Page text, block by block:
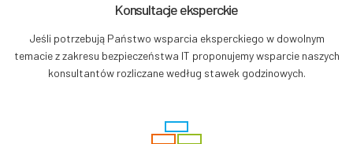
Konsultacje eksperckie
Jeśli potrzebują Państwo wsparcia eksperckiego w dowolnym
temacie z zakresu bezpieczeństwa IT proponujemy wsparcie naszych
konsultantów rozliczane według stawek godzinowych.